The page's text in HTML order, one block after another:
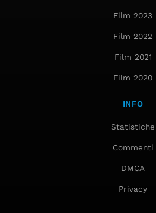
Film 2023
Film 2022
Film 2021
Film 2020
INFO
Statistiche
Commenti
DMCA
Privacy